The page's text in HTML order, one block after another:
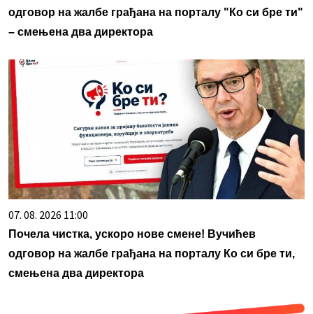
одговор на жалбе грађана на порталу "Ко си бре ти"
– смењена два директора
07. 08. 2026 11:00
Почела чистка, ускоро нове смене! Вучићев
одговор на жалбе грађана на порталу Ко си бре ти,
смењена два директора